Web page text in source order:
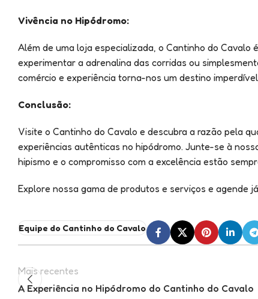
Vivência no Hipódromo:
Além de uma loja especializada, o Cantinho do Cavalo
experimentar a adrenalina das corridas ou
comércio e experiência torna-nos um destino
Conclusão:
Visite o Cantinho do Cavalo e descubra a razão pela
experiências autênticas no hipódromo. Junte-se à
hipismo e o compromisso com a excelência estão
Explore nossa gama de produtos e serviços e agende
Equipe do Cantinho do Cavalo
Mais recentes
A Experiência no Hipódromo do Cantinho do Cavalo